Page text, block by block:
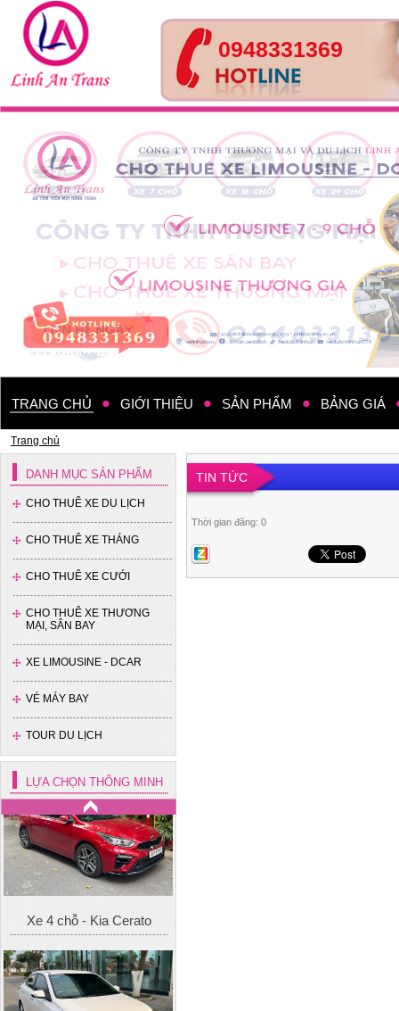
0948331369
TRANG CHỦ GIỚI THIỆU SẢN PHẨM BẢNG GIÁ
Trang chủ
DANH MỤC SẢN PHẨM
CHO THUÊ XE DU LỊCH
CHO THUÊ XE THÁNG
CHO THUÊ XE CƯỚI
CHO THUÊ XE THƯƠNG
MẠI, SÂN BAY
XE LIMOUSINE - DCAR
VÉ MÁY BAY
TOUR DU LỊCH
LỰA CHỌN THÔNG MINH
Xe 4 chỗ - Kia Cerato
Xe 4 chỗ - Hyundai Accent
TIN TỨC
Thời gian đăng: 0